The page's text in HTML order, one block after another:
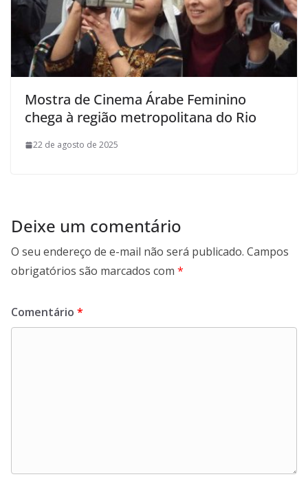
Mostra de Cinema Árabe Feminino
chega à região metropolitana do Rio
22 de agosto de 2025
Deixe um comentário
O seu endereço de e-mail não será publicado. Campos
obrigatórios são marcados com *
Comentário *